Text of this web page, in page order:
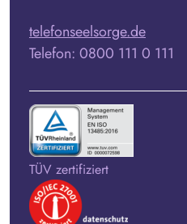
telefonseelsorge.de
Telefon: 0800 111 0 111
TÜV zertifiziert